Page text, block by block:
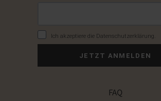
FAQ
Ich akzeptiere die Datenschutzerklärung.
JETZT ANMELDEN